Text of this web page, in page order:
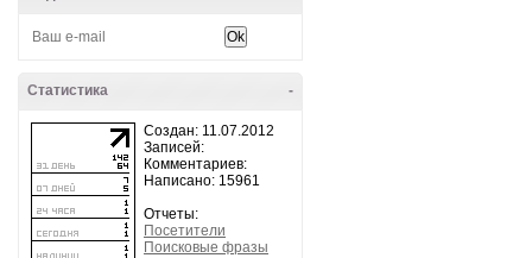
-
Статистика
Создан: 11.07.2012
Записей:
Комментариев:
Написано: 15961
Отчеты:
Посетители
Поисковые фразы